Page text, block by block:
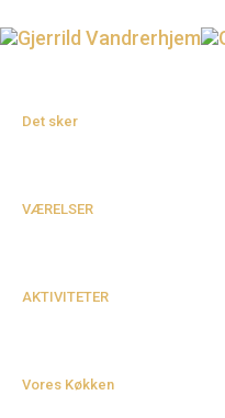
Det sker
VÆRELSER
AKTIVITETER
Vores Køkken